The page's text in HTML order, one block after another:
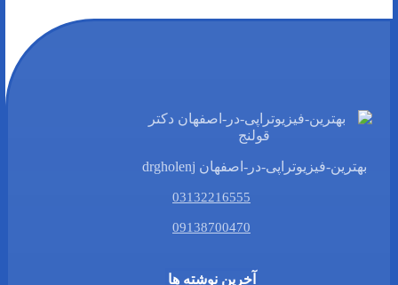
بهترین-فیزیوتراپی-در-اصفهان drgholenj
03132216555
09138700470
آخرین نوشته ها